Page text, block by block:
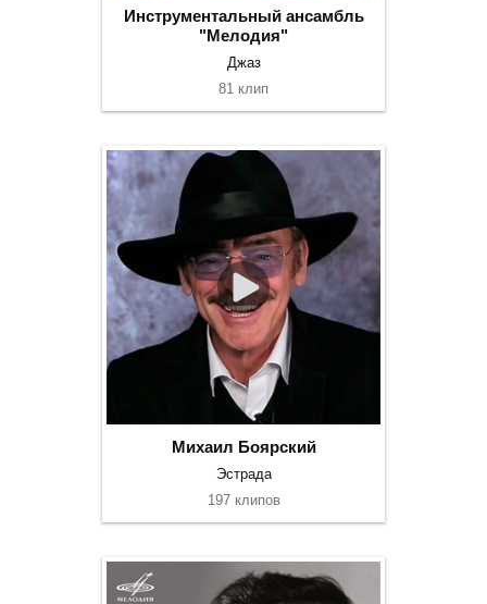
Инструментальный ансамбль
"Мелодия"
Джаз
81 клип
Михаил Боярский
Эстрада
197 клипов